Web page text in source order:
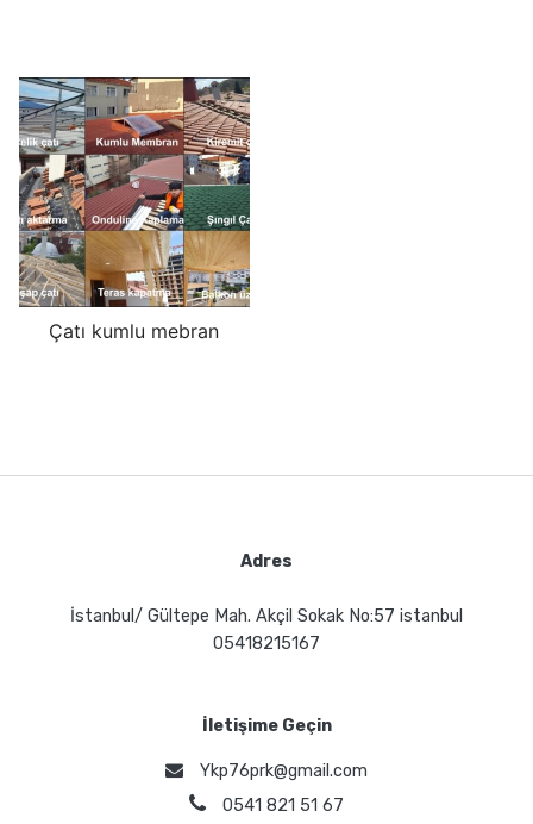
Çatı kumlu mebran
Adres
İstanbul/ Gültepe Mah. Akçil Sokak No:57 istanbul
05418215167
İletişime Geçin
Ykp76prk@gmail.com
0541 821 51 67